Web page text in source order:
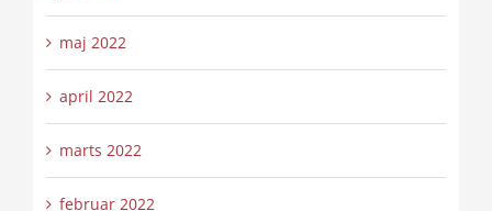
maj 2022
april 2022
marts 2022
februar 2022